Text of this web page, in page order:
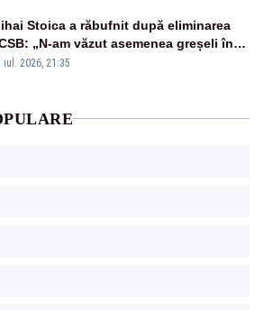
Stoica a răbufnit după eliminarea
„N-am văzut asemenea greșeli în
de meciuri europene”
iul. 2026, 21:35